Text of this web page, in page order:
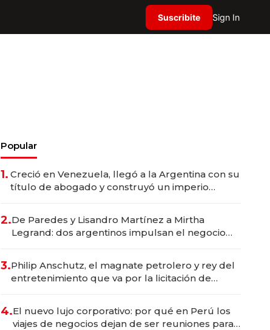
Suscribite Sign In
Popular
1. Creció en Venezuela, llegó a la Argentina con su
título de abogado y construyó un imperio
2.De Paredes y Lisandro Martínez a Mirtha
Legrand: dos argentinos impulsan el negocio
3.Philip Anschutz, el magnate petrolero y rey del
entretenimiento que va por la licitación de
4.El nuevo lujo corporativo: por qué en Perú los
viajes de negocios dejan de ser reuniones para